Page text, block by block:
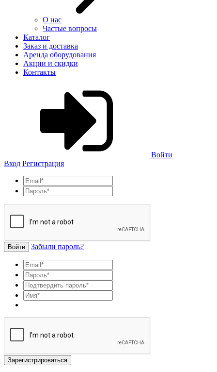
О нас
Частые вопросы
Каталог
Заказ и доставка
Аренда оборудования
Акции и скидки
Контакты
Войти
Вход Регистрация
Войти Забыли пароль?
Зарегистрироваться